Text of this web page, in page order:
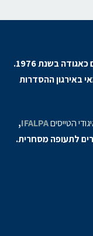
האיגוד הארצי לטייסי נתיבי אויר בישראל הוקם כאגודה בשנת 1976.
באירגון ההסדרות
הטייסיםIFALPA
,
לתעופה מסחרית.